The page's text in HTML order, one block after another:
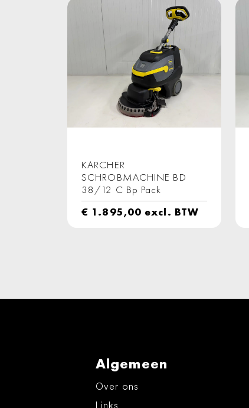
KARCHER
SCHROBMACHINE BD
38/12 C Bp Pack
€ 1.895,00 excl. BTW
Algemeen
Over ons
Links